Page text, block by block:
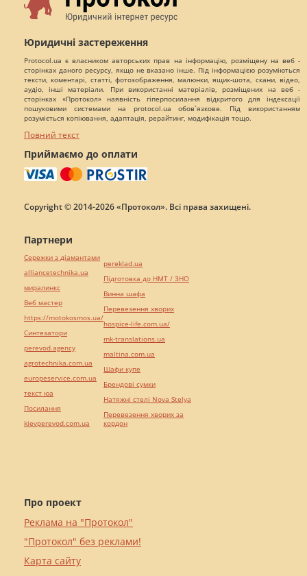
Юридичні застереження
Protocol.ua є власником авторських прав на інформацію, розміщену на веб -
сторінках даного ресурсу, якщо не вказано інше. Під інформацією розуміються
тексти, коментарі, статті, фотозображення, малюнки, ящик-шота, скани, відео,
аудіо, інші матеріали. При використанні матеріалів, розміщених на веб -
сторінках «Протокол» наявність гіперпосилання відкритого для індексації
пошуковими системами на protocol.ua обов`язкове. Під використанням
розуміється копіювання, адаптація, рерайтинг, модифікація тощо.
Повний текст
Приймаємо до оплати
Copyright © 2014-2026 «Протокол». Всі права захищені.
Про проект
Реклама на "Протокол"
"Протокол" без реклами!
Карта сайту
Партнери
Сережки з діамантами
alliancetechnika.ua
миралинкс
Веб мастер
https://motokosmos.ua/
Синтезатори
perevod.agency
agrotechnika.com.ua
europeservice.com.ua
текст юа
Посилання
kievperevod.com.ua
pereklad.ua
Підготовка до НМТ / ЗНО
Винна шафа
Перевезення хворих
hospice-life.com.ua/
mk-translations.ua
maltina.com.ua
Шафи купе
Брендові сумки
Натяжні стелі Nova Stelya
Перевезення хворих за
кордон